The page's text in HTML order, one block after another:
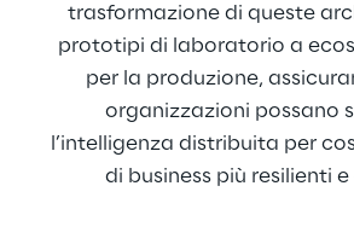
trasformazione di queste
prototipi di laboratorio a
per la produzione,
organizzazioni possano
l’intelligenza distribuita per
di business più resilienti